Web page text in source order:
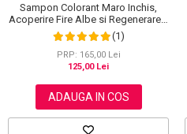
Sampon Colorant Maro Inchis,
Acoperire Fire Albe si Regenerare 3
in 1, #5 Dark Coffee, 500 ml
(1)
PRP: 165,00 Lei
125,00 Lei
ADAUGA IN COS